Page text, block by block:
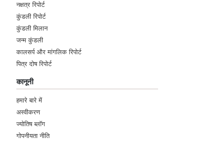
नक्षत्र रिपोर्ट
कुंडली रिपोर्ट
कुंडली मिलान
जन्म कुंडली
कालसर्प और मांगलिक रिपोर्ट
पित्र दोष रिपोर्ट
कानूनी
हमारे बारे में
अस्वीकरण
ज्योतिष ब्लॉग
गोपनीयता नीति